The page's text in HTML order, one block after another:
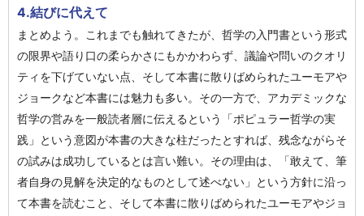
4.結びに代えて
まとめよう。これまでも触れてきたが、哲学の入門書という形式
の限界や語り口の柔らかさにもかかわらず、議論や問いのクオリ
ティを下げていない点、そして本書に散りばめられたユーモアや
ジョークなど本書には魅力も多い。その一方で、アカデミックな
哲学の営みを一般読者層に伝えるという「ポピュラー哲学の実
践」という意図が本書の大きな柱だったとすれば、残念ながらそ
の試みは成功しているとは言い難い。その理由は、「敢えて、筆
者自身の見解を決定的なものとして述べない」という方針に沿っ
て本書を読むこと、そして本書に散りばめられたユーモアやジョ